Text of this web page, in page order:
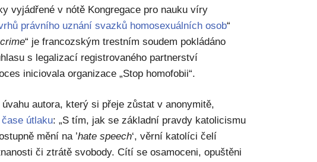
vyjádřené v nótě Kongregace pro nauku víry
právního uznání svazků homosexuálních osob“
“ je francozským trestním soudem pokládáno
s legalizací registrovaného partnerství
iniciovala organizace „Stop homofobii“.
autora, který si přeje zůstat v anonymitě,
útlaku: „S tím, jak se základní pravdy katolicismu
mění na ’hate speech‘, věrní katolíci čelí
či ztrátě svobody. Cítí se osamoceni, opuštěni